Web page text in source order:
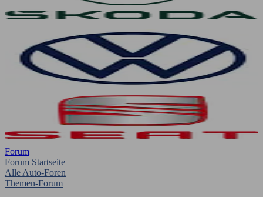
Forum
Forum Startseite
Alle Auto-Foren
Themen-Forum